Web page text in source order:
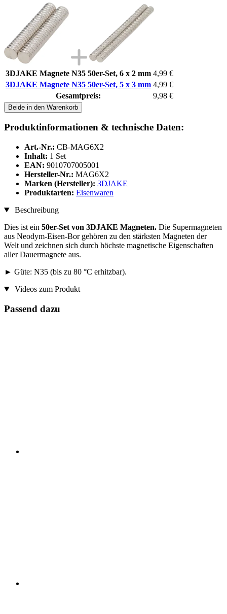
3DJAKE Magnete N35 50er-Set, 6 x 2 mm 4,99 €
3DJAKE Magnete N35 50er-Set, 5 x 3 mm 4,99 €
Gesamtpreis:
9,98 €
Beide in den Warenkorb
Produktinformationen & technische Daten:
Art.-Nr.: CB-MAG6X2
Inhalt: 1 Set
EAN: 9010707005001
Hersteller-Nr.: MAG6X2
Marken (Hersteller): 3DJAKE
Produktarten: Eisenwaren
Beschreibung
Dies ist ein 50er-Set von 3DJAKE Magneten. Die Supermagneten
aus Neodym-Eisen-Bor gehören zu den stärksten Magneten der
Welt und zeichnen sich durch höchste magnetische Eigenschaften
aller Dauermagnete aus.
► Güte: N35 (bis zu 80 °C erhitzbar).
Videos zum Produkt
Passend dazu